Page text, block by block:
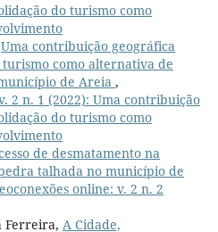
do turismo como
Uma contribuição geográfica
como alternativa de
de Areia ,
2 n. 1 (2022): Uma contribuição
do turismo como
de desmatamento na
talhada no município de
online: v. 2 n. 2
Ferreira, A Cidade,